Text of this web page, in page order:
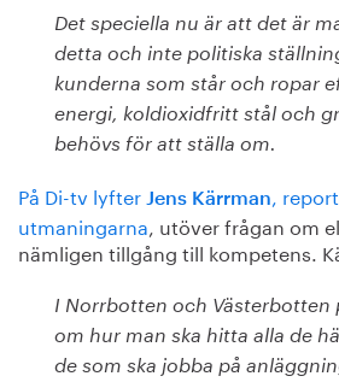
Det speciella nu är att det är
detta och inte politiska
kunderna som står och ropar
energi, koldioxidfritt stål och
behövs för att ställa om.
På Di-tv lyfter Jens Kärrman,
utmaningarna, utöver frågan om
nämligen tillgång till kompetens.
I Norrbotten och Västerbotten
om hur man ska hitta alla de
de som ska jobba på